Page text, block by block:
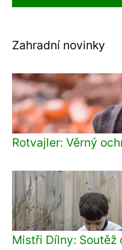
Zahradní novinky
Rotvajler: Věrný
Mistři Dílny: Soutěž